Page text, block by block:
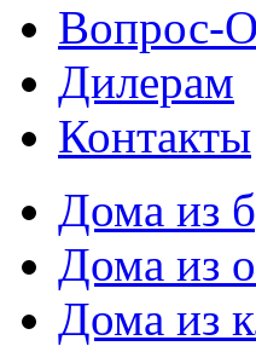
Вопрос-
Дилерам
Контакты
Дома из
Дома из
Дома из